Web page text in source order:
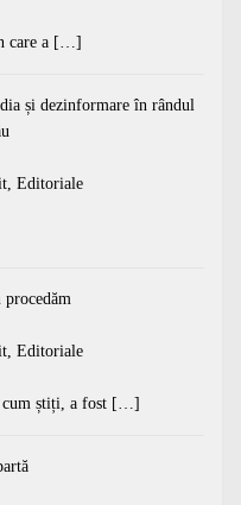
care a […]
și dezinformare în rândul
, Editoriale
, Editoriale
știți, a fost […]